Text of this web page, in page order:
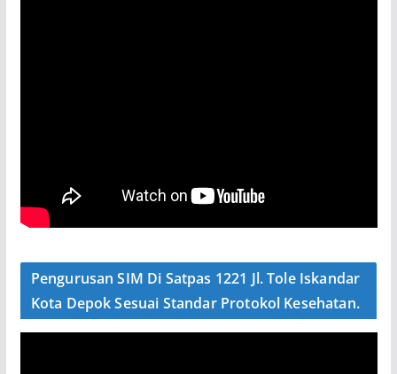
Pengurusan SIM Di Satpas 1221 Jl. Tole Iskandar
Kota Depok Sesuai Standar Protokol Kesehatan.